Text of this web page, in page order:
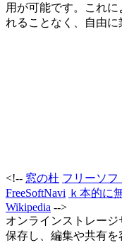
用が可能です。これ
れることなく、自由に
<!-- 窓の杜 フリーソフ
FreeSoftNavi ｋ本的に
Wikipedia -->
オンラインストレー
保存し、編集や共有を